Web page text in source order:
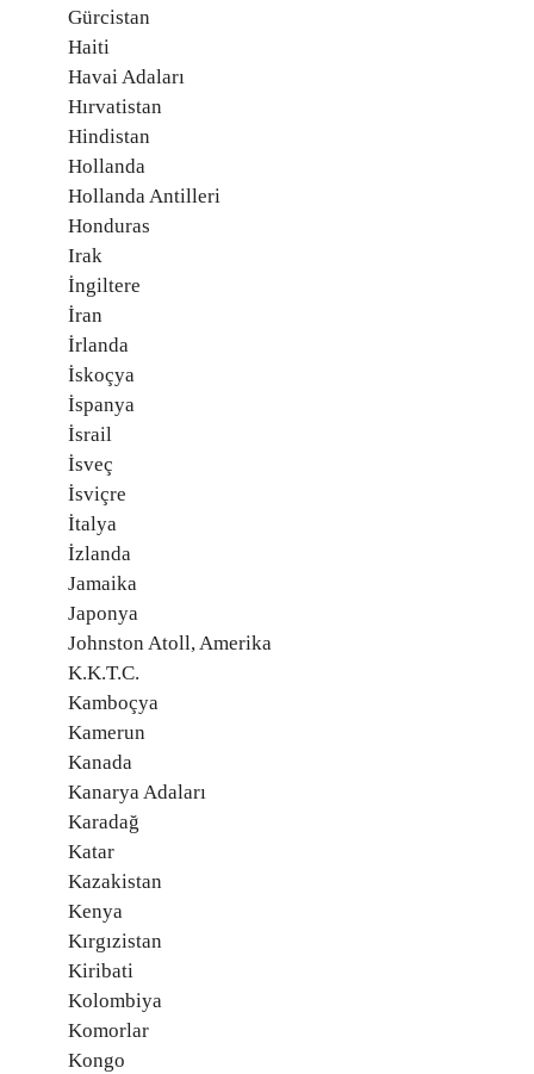
Gürcistan
Haiti
Havai Adaları
Hırvatistan
Hindistan
Hollanda
Hollanda Antilleri
Honduras
Irak
İngiltere
İran
İrlanda
İskoçya
İspanya
İsrail
İsveç
İsviçre
İtalya
İzlanda
Jamaika
Japonya
Johnston Atoll, Amerika
K.K.T.C.
Kamboçya
Kamerun
Kanada
Kanarya Adaları
Karadağ
Katar
Kazakistan
Kenya
Kırgızistan
Kiribati
Kolombiya
Komorlar
Kongo